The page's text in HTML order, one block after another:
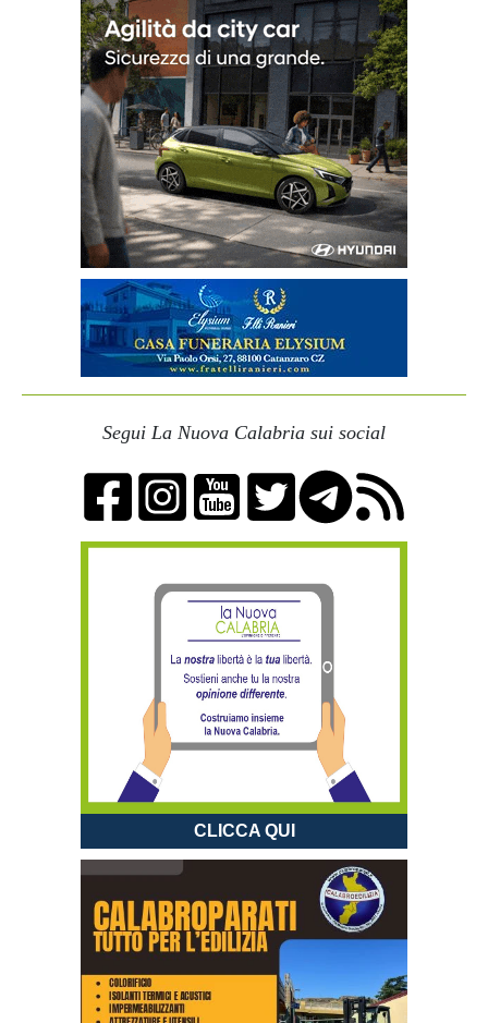
Segui La Nuova Calabria sui social
CLICCA QUI